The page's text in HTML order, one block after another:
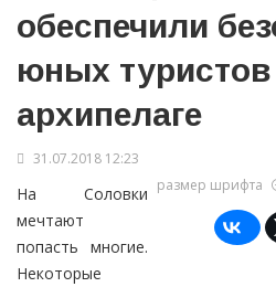
обеспечили
юных туристов
архипелаге
31.07.2018 12:23
размер шрифта
На Соловки
мечтают
попасть многие.
Некоторые